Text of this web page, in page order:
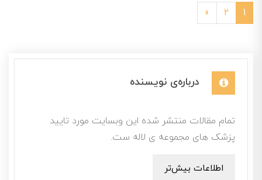
1
2
»
درباره‌ی نویسنده
تمام مقالات منتشر شده این وبسایت مورد تایید
پزشک های مجموعه ی لاله ست.
اطلاعات بیش‌تر